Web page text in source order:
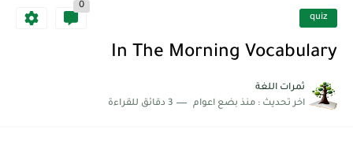
شرح قسم القراءة لكل وحدات الكتاب Super Goal 3 -... quiz
0
ثمرات اللغة
اخر تحديث : منذ بضع اعوام 3 دقائق للقراءة